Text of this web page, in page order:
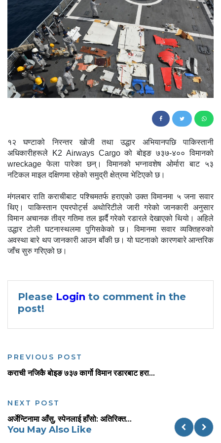
१२ घण्टाको निरन्तर खोजी तथा उद्धार अभियानपछि पाकिस्तानी
अधिकारीहरूले K2 Airways Cargo को बोइङ ७३७-४०० विमानको
wreckage फेला पारेका छन्। विमानको भग्नावशेष ओर्मारा बाट ५३
नटिकल माइल दक्षिणमा रहेको समुद्री क्षेत्रमा भेटिएको छ।
मंगलबार राति कराचीबाट पश्चिमतर्फ हराएको उक्त विमानमा ५ जना सवार
थिए। पाकिस्तान एयरपोर्ट्स अथोरिटीले जारी गरेको जानकारी अनुसार
विमान अचानक तीव्र गतिमा तल झर्दै गरेको रडारले देखाएको थियो। अहिले
उद्धार टोली घटनास्थलमा पुगिसकेको छ। विमानमा सवार व्यक्तिहरुको
अवस्था बारे थप जानकारी आउन बाँकी छ। यो घटनाको कारणबारे आन्तरिक
जाँच सुरु गरिएको छ।
Please Login to comment in the
post!
PREVIOUS POST
कराची नजिकै बोइङ ७३७ कार्गो विमान रडारबाट हरा...
NEXT POST
अर्जेन्टिनामा आँसु, स्पेनलाई हाँसो: अतिरिक्त...
You May Also Like